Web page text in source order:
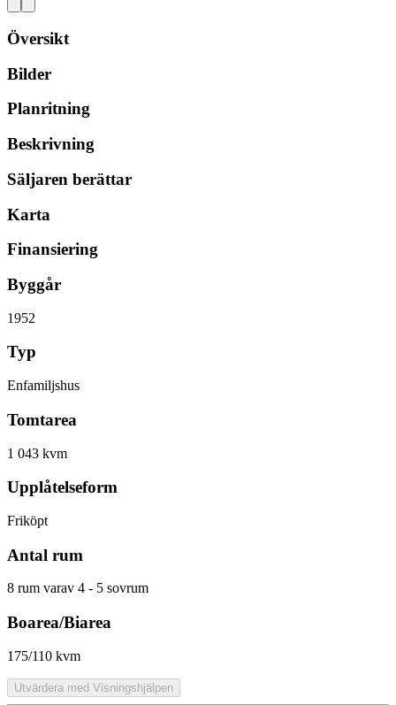
Översikt
Bilder
Planritning
Beskrivning
Säljaren berättar
Karta
Finansiering
Byggår
1952
Typ
Enfamiljshus
Tomtarea
1 043 kvm
Upplåtelseform
Friköpt
Antal rum
8 rum varav 4 - 5 sovrum
Boarea/Biarea
175/110 kvm
Utvärdera med Visningshjälpen